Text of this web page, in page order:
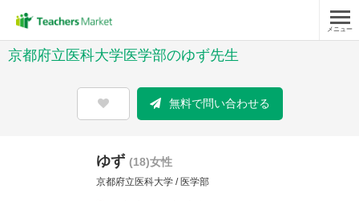
メニュー
京都府立医科大学医学部のゆず先生
無料で問い合わせる
ゆず (18)女性
京都府立医科大学 / 医学部